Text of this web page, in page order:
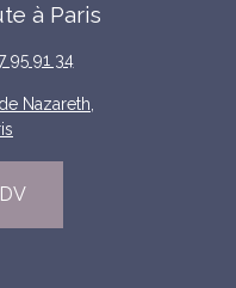
à Paris
95 91 34
Nazareth,